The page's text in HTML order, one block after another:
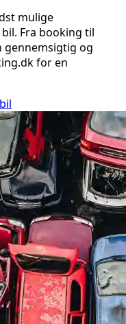
mulige
Fra booking til
gennemsigtig og
for en